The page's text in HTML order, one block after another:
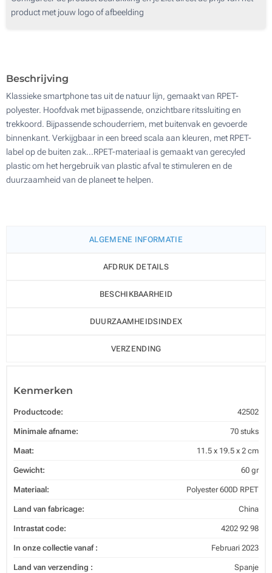
Sublimatie, full colour (Aan een kant)
700
product met jouw logo of afbeelding
Beschrijving
Klassieke smartphone tas uit de natuur lijn, gemaakt van RPET-
polyester. Hoofdvak met bijpassende, onzichtbare ritssluiting en
trekkoord. Bijpassende schouderriem, met buitenvak en gevoerde
binnenkant. Verkijgbaar in een breed scala aan kleuren, met RPET-
label op de buiten zak...RPET-materiaal is gemaakt van gerecyled
plastic om het hergebruik van plastic afval te stimuleren en de
duurzaamheid van de planeet te helpen.
ALGEMENE INFORMATIE
AFDRUK DETAILS
BESCHIKBAARHEID
DUURZAAMHEIDSINDEX
VERZENDING
Kenmerken
Productcode: 42502
Minimale afname: 70 stuks
Maat: 11.5 x 19.5 x 2 cm
Gewicht: 60 gr
Materiaal: Polyester 600D RPET
Land van fabricage: China
Intrastat code: 4202 92 98
In onze collectie vanaf : Februari 2023
Land van verzending : Spanje